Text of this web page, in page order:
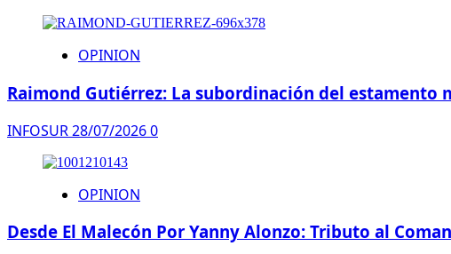
OPINION
Raimond Gutiérrez: La subordinación del
INFOSUR28/07/20260
OPINION
Desde El Malecón Por Yanny Alonzo: Tributo al